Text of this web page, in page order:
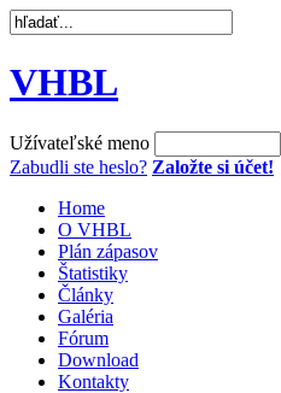
VHBL
Užívateľské meno
Zabudli ste heslo? Založte si účet!
Home
O VHBL
Plán zápasov
Štatistiky
Články
Galéria
Fórum
Download
Kontakty